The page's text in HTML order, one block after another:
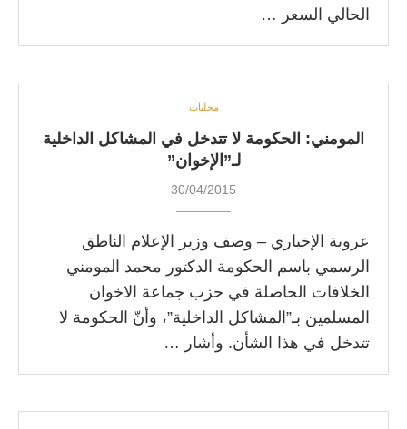
الحالي السعر …
محليات
المومني: الحكومة لا تتدخل في المشاكل الداخلية
لـ”الإخوان”
30/04/2015
عروبة الإخباري – وصف وزير الإعلام الناطق
الرسمي باسم الحكومة الدكتور محمد المومني
الخلافات الحاصلة في حزب جماعة الاخوان
المسلمين بـ”المشاكل الداخلية”، وأنّ الحكومة لا
تتدخل في هذا الشأن. وأشار …